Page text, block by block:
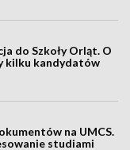
do Szkoły Orląt. O
kilku kandydatów
na UMCS.
studiami